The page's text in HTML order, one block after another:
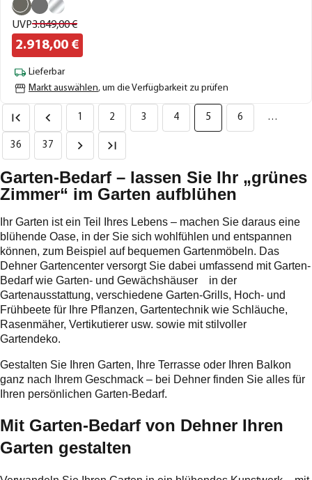
UVP3.849,00€
2.918,00 €
Lieferbar
Markt auswählen, um die Verfügbarkeit zu prüfen
1 2 3 4 5 6 …
36 37
Garten-Bedarf – lassen Sie Ihr „grünes
Zimmer“ im Garten aufblühen
Ihr Garten ist ein Teil Ihres Lebens – machen Sie daraus eine
blühende Oase, in der Sie sich wohlfühlen und entspannen
können, zum Beispiel auf bequemen Gartenmöbeln. Das
Dehner Gartencenter versorgt Sie dabei umfassend mit Garten-
Bedarf wie Garten- und Gewächshäuser in der
Gartenausstattung, verschiedene Garten-Grills, Hoch- und
Frühbeete für Ihre Pflanzen, Gartentechnik wie Schläuche,
Rasenmäher, Vertikutierer usw. sowie mit stilvoller
Gartendeko.
Gestalten Sie Ihren Garten, Ihre Terrasse oder Ihren Balkon
ganz nach Ihrem Geschmack – bei Dehner finden Sie alles für
Ihren persönlichen Garten-Bedarf.
Mit Garten-Bedarf von Dehner Ihren
Garten gestalten